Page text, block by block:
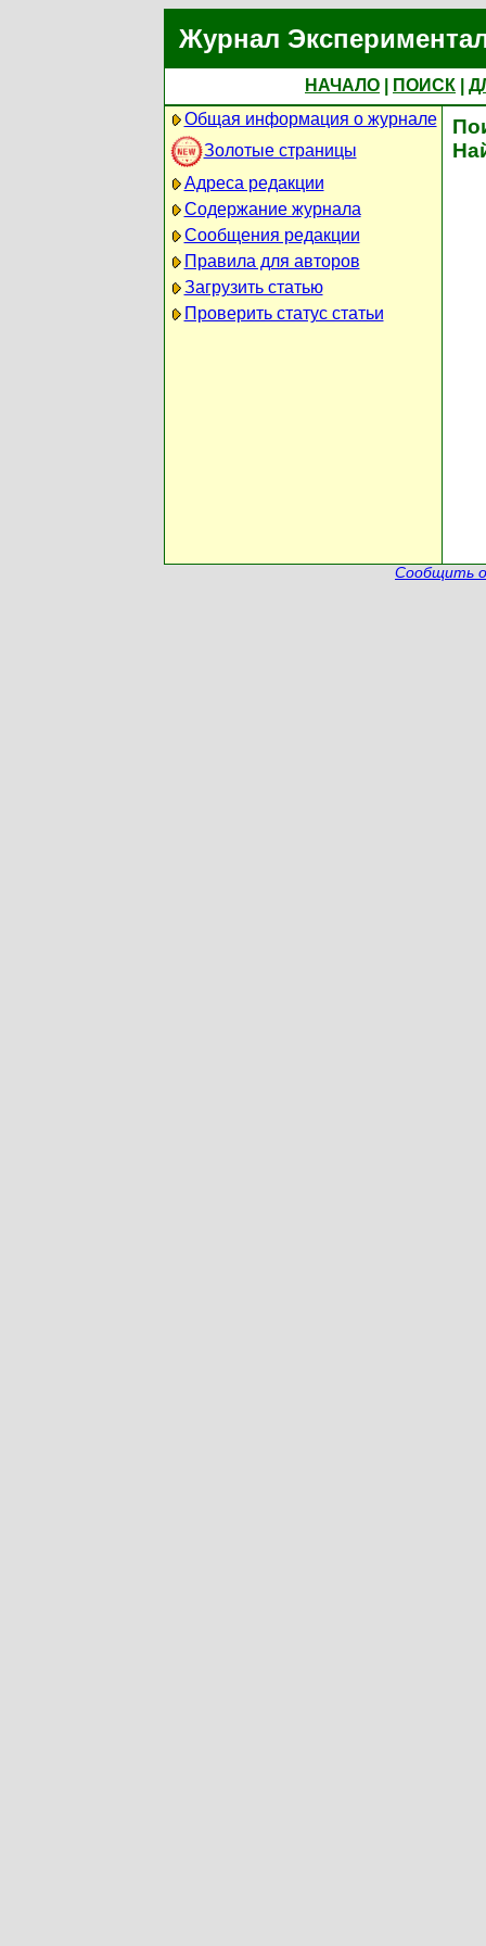
Журнал
НАЧАЛО ПОИСК
Общая информация о журнале
Золотые страницы
Адреса редакции
Содержание журнала
Сообщения редакции
Правила для авторов
Загрузить статью
Проверить статус статьи
Сообщить о